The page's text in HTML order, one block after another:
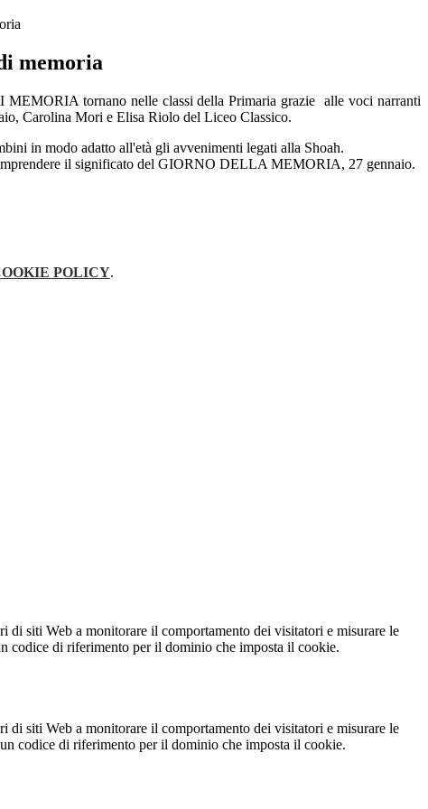
memoria
tornano nelle classi della Primaria grazie alle voci narranti
Carolina Mori e Elisa Riolo del Liceo Classico.
in modo adatto all'età gli avvenimenti legati alla Shoah.
il significato del GIORNO DELLA MEMORIA, 27 gennaio.
POLICY.
siti Web a monitorare il comportamento dei visitatori e misurare le
codice di riferimento per il dominio che imposta il cookie.
siti Web a monitorare il comportamento dei visitatori e misurare le
codice di riferimento per il dominio che imposta il cookie.